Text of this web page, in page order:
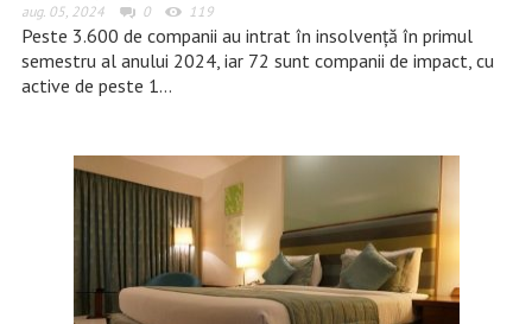
aug. 05, 2024 0 119
Peste 3.600 de companii au intrat în insolvență în primul
semestru al anului 2024, iar 72 sunt companii de impact, cu
active de peste 1…